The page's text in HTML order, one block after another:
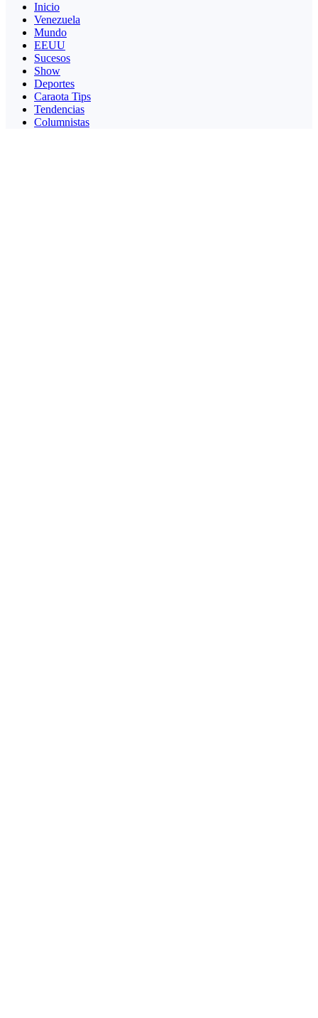
Inicio
Venezuela
Mundo
EEUU
Sucesos
Show
Deportes
Caraota Tips
Tendencias
Columnistas